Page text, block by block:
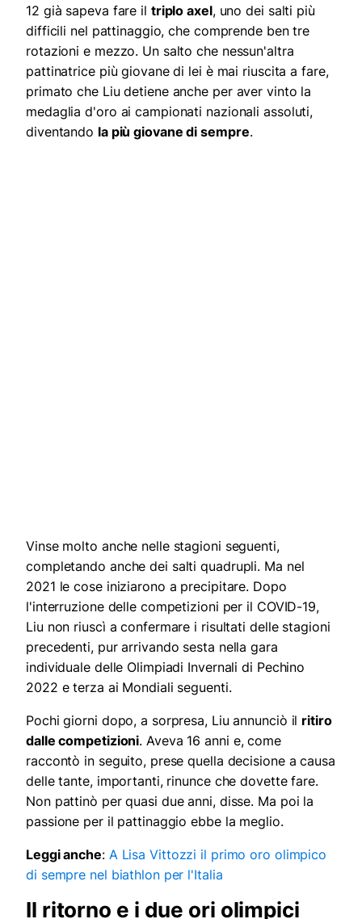
12 già sapeva fare il triplo axel, uno dei salti più
difficili nel pattinaggio, che comprende ben tre
rotazioni e mezzo. Un salto che nessun'altra
pattinatrice più giovane di lei è mai riuscita a fare,
primato che Liu detiene anche per aver vinto la
medaglia d'oro ai campionati nazionali assoluti,
diventando la più giovane di sempre.
Vinse molto anche nelle stagioni seguenti,
completando anche dei salti quadrupli. Ma nel
2021 le cose iniziarono a precipitare. Dopo
l'interruzione delle competizioni per il COVID-19,
Liu non riuscì a confermare i risultati delle stagioni
precedenti, pur arrivando sesta nella gara
individuale delle Olimpiadi Invernali di Pechino
2022 e terza ai Mondiali seguenti.
Pochi giorni dopo, a sorpresa, Liu annunciò il ritiro
dalle competizioni. Aveva 16 anni e, come
raccontò in seguito, prese quella decisione a causa
delle tante, importanti, rinunce che dovette fare.
Non pattinò per quasi due anni, disse. Ma poi la
passione per il pattinaggio ebbe la meglio.
Leggi anche: A Lisa Vittozzi il primo oro olimpico
di sempre nel biathlon per l'Italia
Il ritorno e i due ori olimpici